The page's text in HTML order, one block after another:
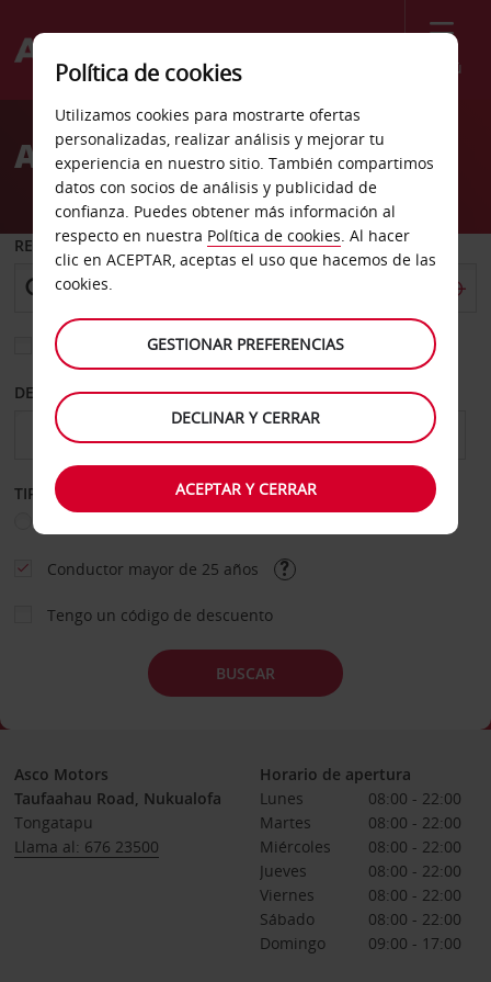
Menú
Welcome
AvisAlquiler de coches Tonga
RECOGER EN
Elegir otra oficina de devolución
DESDE HASTA
TIPO DE ALQUILER
Conductor mayor de 25 años
Tengo un código de descuento
BUSCAR
Asco Motors
Taufaahau Road, Nukualofa
Tongatapu
Llama al: 676 23500
Horario de apertura
Lunes
08:00 - 22:00
Martes
08:00 - 22:00
Miércoles
08:00 - 22:00
Jueves
08:00 - 22:00
Viernes
08:00 - 22:00
Sábado
08:00 - 22:00
Domingo
09:00 - 17:00
Política de cookies
Utilizamos cookies para mostrarte ofertas
personalizadas, realizar análisis y mejorar tu
experiencia en nuestro sitio. También compartimos
datos con socios de análisis y publicidad de
confianza. Puedes obtener más información al
respecto en nuestra Política de cookies. Al hacer
clic en ACEPTAR, aceptas el uso que hacemos de las
cookies.
GESTIONAR PREFERENCIAS
DECLINAR Y CERRAR
ACEPTAR Y CERRAR